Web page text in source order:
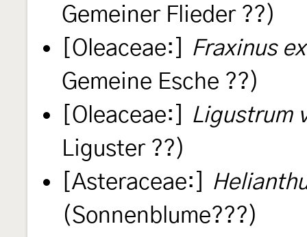
Gemeiner Flieder ??)
[Oleaceae:]
Fraxinus
Gemeine Esche ??)
[Oleaceae:]
Ligustrum
Liguster ??)
[Asteraceae:]
(Sonnenblume???)